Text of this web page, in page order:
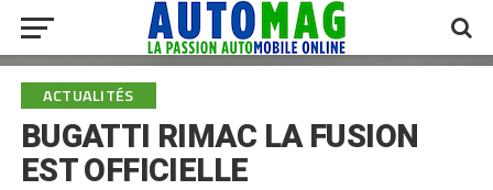
ACTUALITÉS
BUGATTI RIMAC LA FUSION
EST OFFICIELLE